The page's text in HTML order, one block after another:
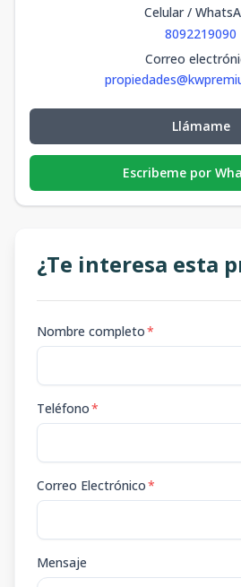
Celular /
8092219090
Correo
Llámame
Escribeme por
¿Te interesa esta
Nombre completo*
Teléfono*
Correo Electrónico*
Mensaje